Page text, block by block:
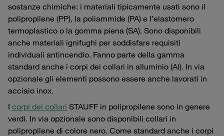
sostanze chimiche: i materiali tipicamente usati sono il
polipropilene (PP), la poliammide (PA) e l’elastomero
termoplastico o la gomma piena (SA). Sono disponibili
anche materiali ignifughi per soddisfare requisiti
individuali antincendio. Fanno parte della gamma
standard anche i corpi dei collari in alluminio (Al). In via
opzionale gli elementi possono essere anche lavorati in
acciaio inox.
I corpi dei collari STAUFF in polipropilene sono in genere
verdi. In via opzionale sono disponibili collari in
polipropilene di colore nero. Come standard anche i corpi